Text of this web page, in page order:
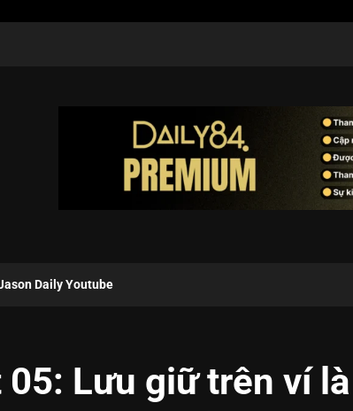
Daily Youtube
Lưu giữ trên ví là